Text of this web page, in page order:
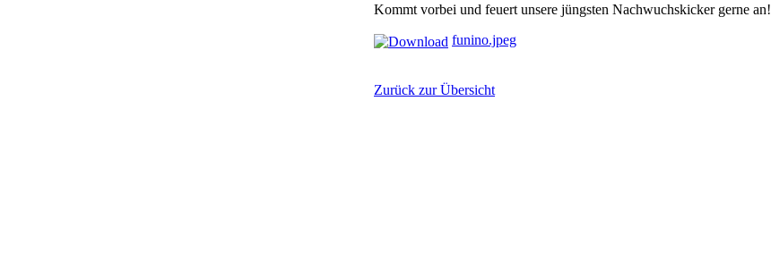
Kommt vorbei und feuert unsere jüngsten Nachwuchskicker gerne an!
funino.jpeg
Zurück zur Übersicht